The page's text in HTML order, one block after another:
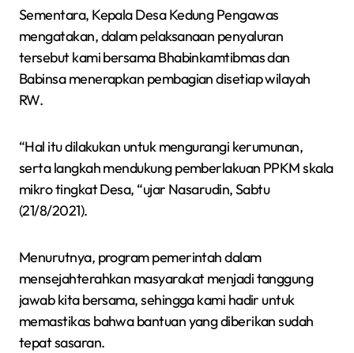
Sementara, Kepala Desa Kedung Pengawas
mengatakan, dalam pelaksanaan penyaluran
tersebut kami bersama Bhabinkamtibmas dan
Babinsa menerapkan pembagian disetiap wilayah
RW.
“Hal itu dilakukan untuk mengurangi kerumunan,
serta langkah mendukung pemberlakuan PPKM skala
mikro tingkat Desa, “ujar Nasarudin, Sabtu
(21/8/2021).
Menurutnya, program pemerintah dalam
mensejahterahkan masyarakat menjadi tanggung
jawab kita bersama, sehingga kami hadir untuk
memastikas bahwa bantuan yang diberikan sudah
tepat sasaran.